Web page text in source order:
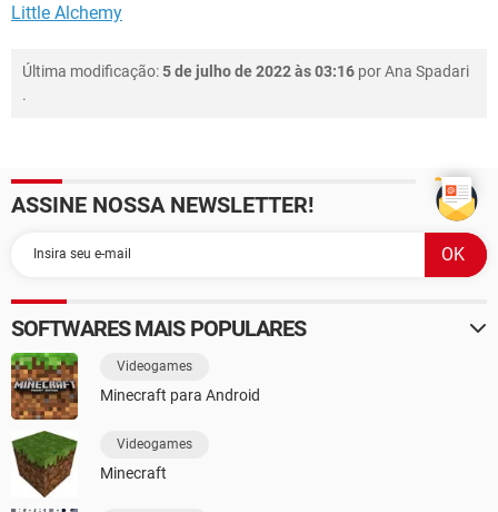
Little Alchemy
Última modificação:5 de julho de 2022 às 03:16 porAna Spadari
.
ASSINE NOSSA NEWSLETTER!
SOFTWARES MAIS POPULARES
Videogames
Minecraft para Android
Videogames
Minecraft